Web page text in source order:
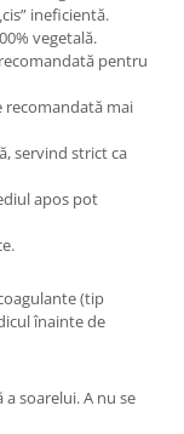
ineficientă.
vegetală.
pentru
recomandată mai
servind strict ca
apos pot
(tip
înainte de
soarelui. A nu se